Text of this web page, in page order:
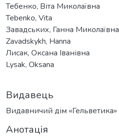
Тебенко, Віта Миколаївна
Tebenko, Vita
Завадських, Ганна Миколаївна
Zavadskykh, Hanna
Лисак, Оксана Іванівна
Lysak, Oksana
Видавець
Видавничий дім «Гельветика»
Анотація